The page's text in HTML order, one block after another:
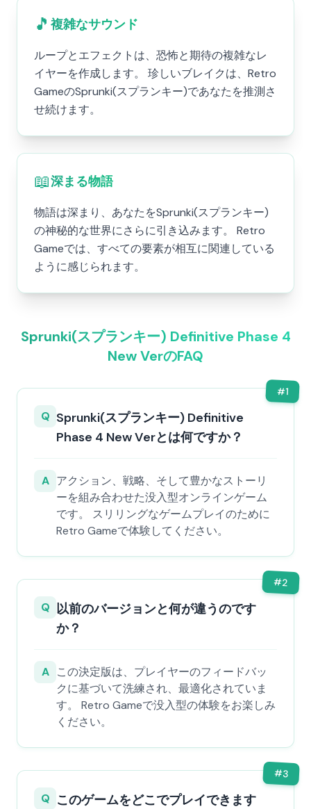
🎵 複雑なサウンド
ループとエフェクトは、恐怖と期待の複雑なレ
イヤーを作成します。 珍しいブレイクは、Retro
GameのSprunki(スプランキー)であなたを推測さ
せ続けます。
📖深まる物語
物語は深まり、あなたをSprunki(スプランキー)
の神秘的な世界にさらに引き込みます。 Retro
Gameでは、すべての要素が相互に関連している
ように感じられます。
Sprunki(スプランキー) Definitive Phase 4
New VerのFAQ
#1
Q Sprunki(スプランキー) Definitive
Phase 4 New Verとは何ですか？
A アクション、戦略、そして豊かなストーリ
ーを組み合わせた没入型オンラインゲーム
です。 スリリングなゲームプレイのために
Retro Gameで体験してください。
#2
Q 以前のバージョンと何が違うのです
か？
A この決定版は、プレイヤーのフィードバッ
クに基づいて洗練され、最適化されていま
す。 Retro Gameで没入型の体験をお楽しみ
ください。
#3
Q このゲームをどこでプレイできます